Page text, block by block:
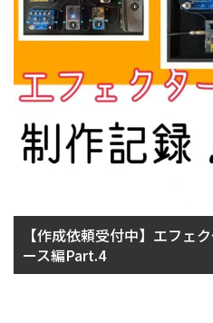
【作成依頼受付中】エフェ
ース編Part.4